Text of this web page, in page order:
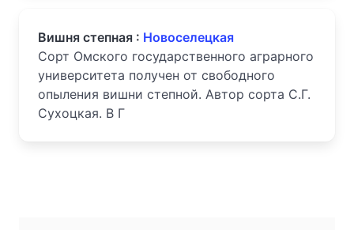
Вишня степная : Новоселецкая
Сорт Омского государственного аграрного
университета получен от свободного
опыления вишни степной. Автор сорта С.Г.
Сухоцкая. В Г